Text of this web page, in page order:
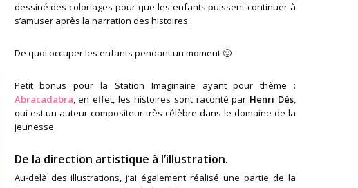
dessiné des coloriages pour que les enfants puissent continuer à
s’amuser après la narration des histoires.
De quoi occuper les enfants pendant un moment 🙂
Petit bonus pour la Station Imaginaire ayant pour thème :
Abracadabra, en effet, les histoires sont raconté par Henri Dès,
qui est un auteur compositeur très célèbre dans le domaine de la
jeunesse.
De la direction artistique à l’illustration.
Au-delà des illustrations, j’ai également réalisé une partie de la